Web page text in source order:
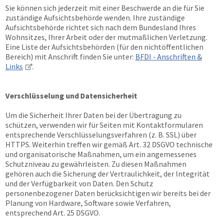
Sie können sich jederzeit mit einer Beschwerde an die für Sie
zuständige Aufsichtsbehörde wenden. Ihre zuständige
Aufsichtsbehörde richtet sich nach dem Bundesland Ihres
Wohnsitzes, Ihrer Arbeit oder der mutmaßlichen Verletzung.
Eine Liste der Aufsichtsbehörden (für den nichtöffentlichen
Bereich) mit Anschrift finden Sie unter: BFDI - Anschriften &
Links
.
Verschlüsselung und Datensicherheit
Um die Sicherheit Ihrer Daten bei der Übertragung zu
schützen, verwenden wir für Seiten mit Kontaktformularen
entsprechende Verschlüsselungsverfahren (z. B. SSL) über
HTTPS. Weiterhin treffen wir gemäß Art. 32 DSGVO technische
und organisatorische Maßnahmen, um ein angemessenes
Schutzniveau zu gewährleisten. Zu diesen Maßnahmen
gehören auch die Sicherung der Vertraulichkeit, der Integrität
und der Verfügbarkeit von Daten. Den Schutz
personenbezogener Daten berücksichtigen wir bereits bei der
Planung von Hardware, Software sowie Verfahren,
entsprechend Art. 25 DSGVO.